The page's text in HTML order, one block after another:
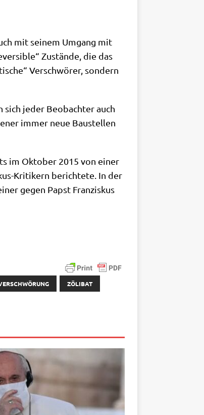
mit sei­nem Umgang mit
Zustän­de, die das
Ver­schwö­rer, son­dern
sich jeder Beob­ach­ter auch
immer neue Bau­stel­len
im Okto­ber 2015 von einer
Kri­ti­kern berich­te­te. In der
gegen Papst Fran­zis­kus
ZÖLIBAT